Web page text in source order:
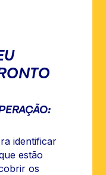
identificar
estão
os